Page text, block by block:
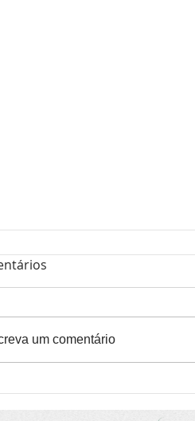
ambientais
por mulheres têm
um comentário